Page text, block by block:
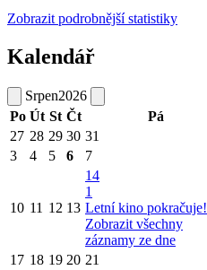
Zobrazit podrobnější statistiky
Kalendář
Srpen2026
Po Út St Čt Pá
27 28 29 30 31
3
4 5 6 7
10 11 12 13
14
1
Letní kino pokračuje!
Zobrazit všechny
záznamy ze dne
17 18 19 20 21